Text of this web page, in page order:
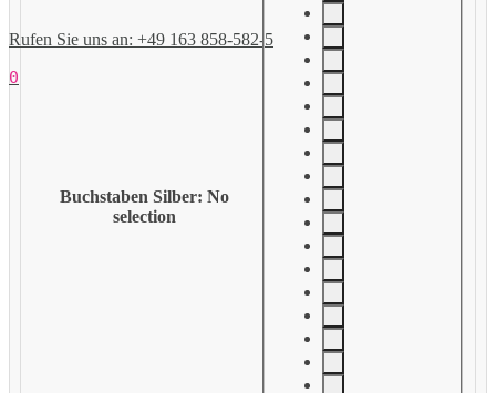
Rufen Sie uns an: +49 163 858-582-5
0
Buchstaben Silber: No
selection